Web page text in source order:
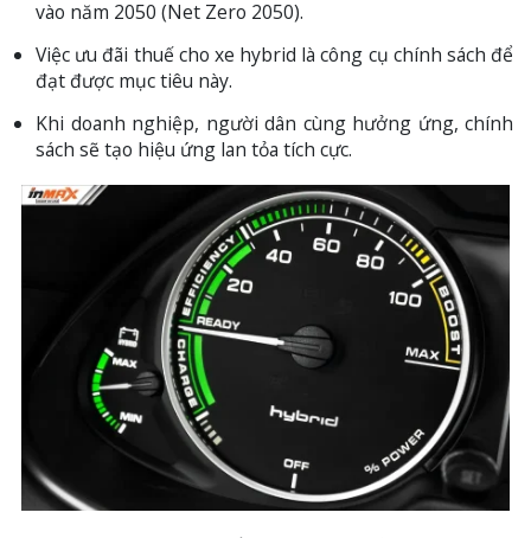
vào năm 2050 (Net Zero 2050).
Việc ưu đãi thuế cho xe hybrid là công cụ chính sách để
đạt được mục tiêu này.
Khi doanh nghiệp, người dân cùng hưởng ứng, chính
sách sẽ tạo hiệu ứng lan tỏa tích cực.